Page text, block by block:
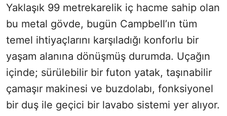
Yaklaşık 99 metrekarelik iç hacme sahip olan
bu metal gövde, bugün Campbell’ın tüm
temel ihtiyaçlarını karşıladığı konforlu bir
yaşam alanına dönüşmüş durumda. Uçağın
içinde; sürülebilir bir futon yatak, taşınabilir
çamaşır makinesi ve buzdolabı, fonksiyonel
bir duş ile geçici bir lavabo sistemi yer alıyor.